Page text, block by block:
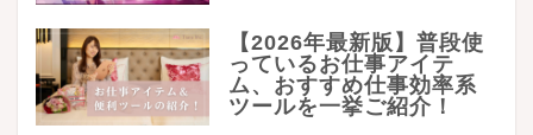
【2026年最新版】普段使
っているお仕事アイテ
ム、おすすめ仕事効率系
ツールを一挙ご紹介！